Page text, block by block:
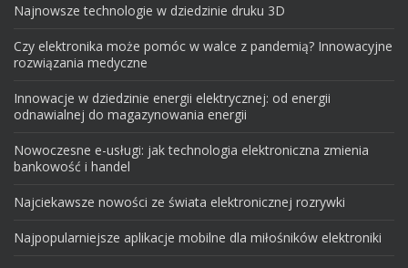
Najnowsze technologie w dziedzinie druku 3D
Czy elektronika może pomóc w walce z pandemią? Innowacyjne
rozwiązania medyczne
Innowacje w dziedzinie energii elektrycznej: od energii
odnawialnej do magazynowania energii
Nowoczesne e-usługi: jak technologia elektroniczna zmienia
bankowość i handel
Najciekawsze nowości ze świata elektronicznej rozrywki
Najpopularniejsze aplikacje mobilne dla miłośników elektroniki